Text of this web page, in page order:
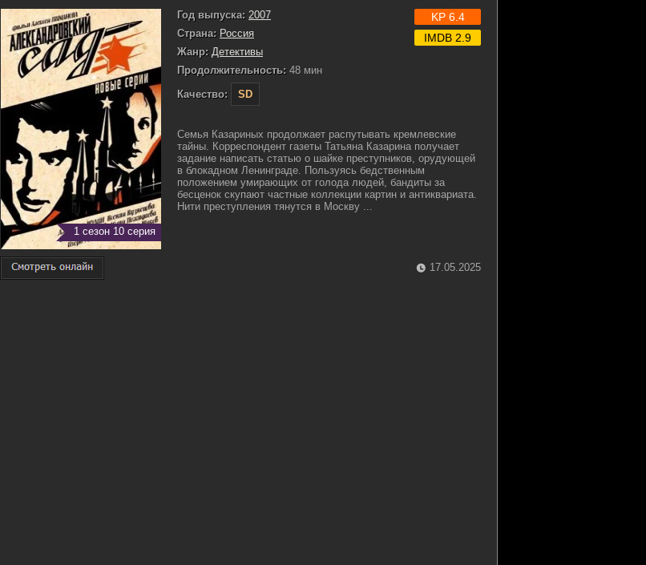
1 сезон 10 серия
Год выпуска: 2007
Страна: Россия
Жанр: Детективы
Продолжительность: 48 мин
Качество:
SD
KP 6.4
IMDB 2.9
Семья Казариных продолжает распутывать кремлевские
тайны. Корреспондент газеты Татьяна Казарина получает
задание написать статью о шайке преступников, орудующей
в блокадном Ленинграде. Пользуясь бедственным
положением умирающих от голода людей, бандиты за
бесценок скупают частные коллекции картин и антиквариата.
Нити преступления тянутся в Москву ...
17.05.2025